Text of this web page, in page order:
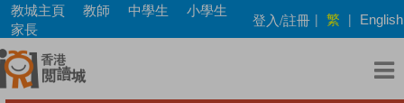
Skip
main
content
教城主頁 教師 中學生
小學生
家長
登入/註冊 | 繁 | English